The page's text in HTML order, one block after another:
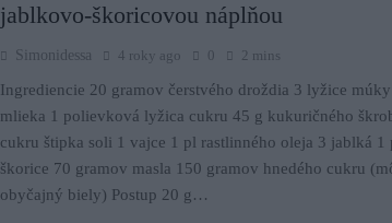
jablkovo-škoricovou náplňou
Simonidessa 4 roky ago 0 2 mins
Ingrediencie 20 gramov čerstvého droždia 3 lyžice
mlieka 1 polievková lyžica cukru 45 g kukuričného
cukru štipka soli 1 vajce 1 pl rastlinného oleja 3 jablká
škorice 70 gramov masla 150 gramov hnedého cukru
obyčajný biely) Postup 20 g…